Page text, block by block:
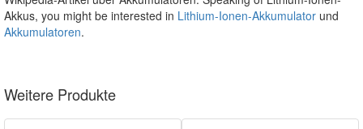
Akkus, you might be interested in Lithium-Ionen-Akkumulator und
Akkumulatoren.
Weitere Produkte